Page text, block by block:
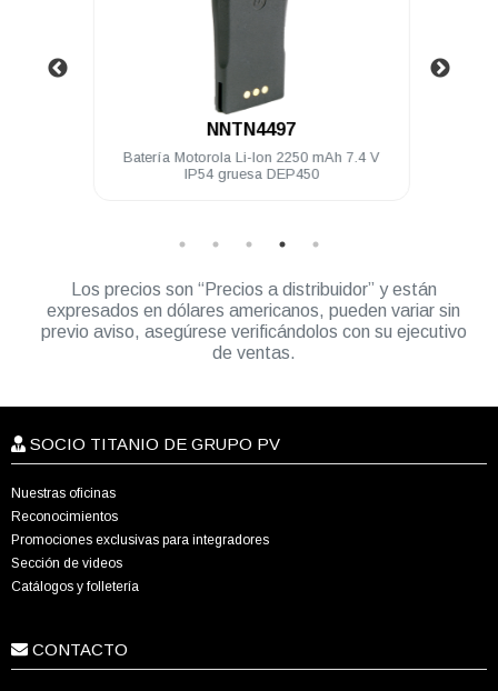
.
NNTN4497
Batería Motorola Li-Ion 2250 mAh 7.4 V
IP54 gruesa DEP450
Los precios son “Precios a distribuidor” y están
expresados en dólares americanos, pueden variar sin
previo aviso, asegúrese verificándolos con su ejecutivo
de ventas.
SOCIO TITANIO DE GRUPO PV
Nuestras oficinas
Reconocimientos
Promociones exclusivas para integradores
Sección de videos
Catálogos y folletería
CONTACTO